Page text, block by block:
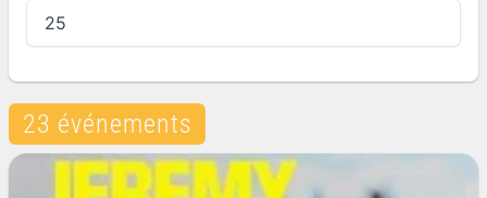
23 événements